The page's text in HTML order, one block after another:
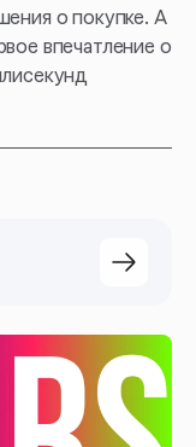
о покупке. А
впечатление о